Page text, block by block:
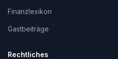
Finanzlexikon
Gastbeiträge
Rechtliches